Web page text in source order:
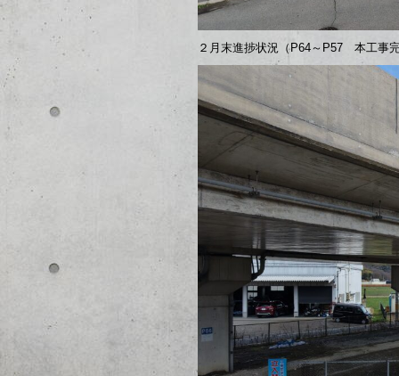
２月末進捗状況（P64～P57 本工事